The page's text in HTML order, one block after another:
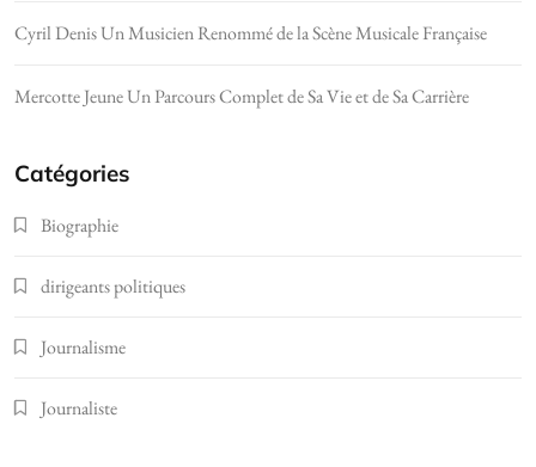
Cyril Denis Un Musicien Renommé de la Scène Musicale Française
Mercotte Jeune Un Parcours Complet de Sa Vie et de Sa Carrière
Catégories
Biographie
dirigeants politiques
Journalisme
Journaliste